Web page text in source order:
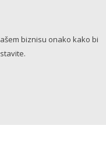
biznisu onako kako bi